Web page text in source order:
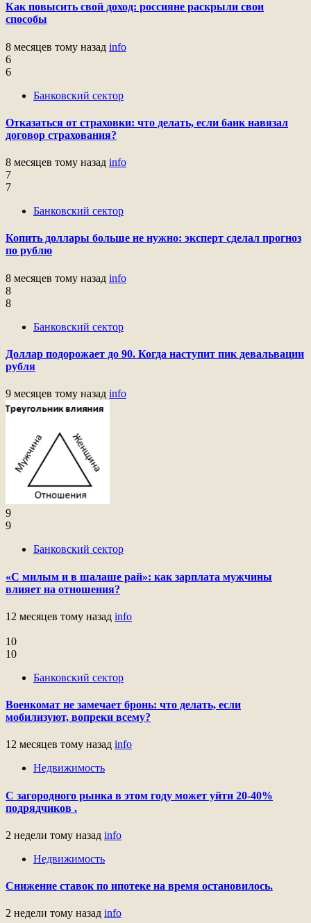
Как повысить свой доход: россияне раскрыли свои
способы
8 месяцев тому назад info
6
6
Банковский сектор
Отказаться от страховки: что делать, если банк навязал
договор страхования?
8 месяцев тому назад info
7
7
Банковский сектор
Копить доллары больше не нужно: эксперт сделал прогноз
по рублю
8 месяцев тому назад info
8
8
Банковский сектор
Доллар подорожает до 90. Когда наступит пик девальвации
рубля
9 месяцев тому назад info
9
9
Банковский сектор
«С милым и в шалаше рай»: как зарплата мужчины
влияет на отношения?
12 месяцев тому назад info
10
10
Банковский сектор
Военкомат не замечает бронь: что делать, если
мобилизуют, вопреки всему?
12 месяцев тому назад info
Недвижимость
С загородного рынка в этом году может уйти 20-40%
подрядчиков .
2 недели тому назад info
Недвижимость
Снижение ставок по ипотеке на время остановилось.
2 недели тому назад info